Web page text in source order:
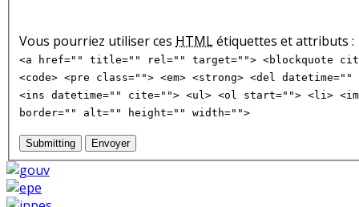
Vous pourriez utiliser ces HTMLétiquettes et attributs :
<a href="" title="" rel="" target=""> <blockquote
<code> <pre class=""> <em> <strong> <del
<ins datetime="" cite=""> <ul> <ol start=""> <li>
border="" alt="" height="" width="">
Submitting Envoyer